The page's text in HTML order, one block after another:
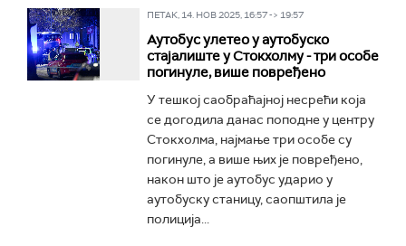
ПЕТАК, 14. НОВ 2025, 16:57 -> 19:57
Аутобус улетео у аутобуско
стајалиште у Стокхолму - три особе
погинуле, више повређено
У тешкој саобраћајној несрећи која
се догодила данас поподне у центру
Стокхолма, најмање три особе су
погинуле, а више њих је повређено,
након што је аутобус ударио у
аутобуску станицу, саопштила је
полиција...